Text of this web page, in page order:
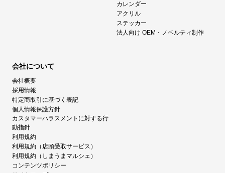
カレンダー
アクリル
ステッカー
法人向け OEM・ノベルティ制作
会社について
会社概要
採用情報
特定商取引に基づく表記
個人情報保護方針
カスタマーハラスメントに対する行
動指針
利用規約
利用規約（店頭受取サービス）
利用規約（しまうまマルシェ）
コンテンツポリシー